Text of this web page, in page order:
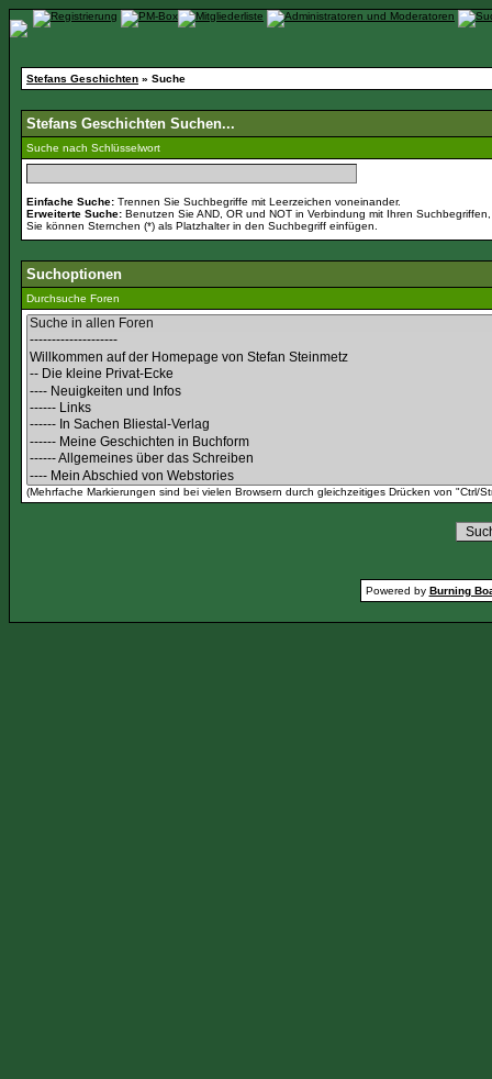
Stefans Geschichten » Suche
Stefans Geschichten Suchen...
Suche nach Schlüsselwort
Einfache Suche: Trennen Sie Suchbegriffe mit Leerzeichen voneinander.
Erweiterte Suche: Benutzen Sie AND, OR und NOT in Verbindung mit Ihren
Sie können Sternchen (*) als Platzhalter in den Suchbegriff einfügen.
Suchoptionen
Durchsuche Foren
(Mehrfache Markierungen sind bei vielen Browsern durch gleichzeitiges Drücken von "Ctrl/
Powered by Burning